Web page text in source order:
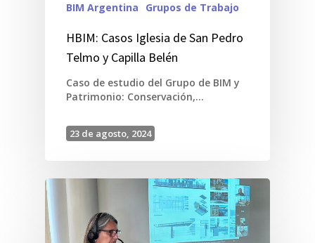
BIM Argentina Grupos de Trabajo
HBIM: Casos Iglesia de San Pedro
Telmo y Capilla Belén
Caso de estudio del Grupo de BIM y
Patrimonio: Conservación,…
23 de agosto, 2024